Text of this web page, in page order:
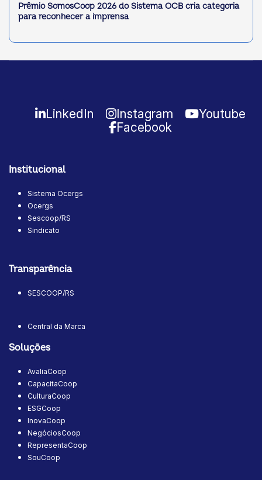
Prêmio SomosCoop 2026 do Sistema OCB cria categoria
para reconhecer a imprensa
LinkedIn Instagram
Youtube
Facebook
Institucional
Sistema Ocergs
Ocergs
Sescoop/RS
Sindicato
Transparência
SESCOOP/RS
Central da Marca
Soluções
AvaliaCoop
CapacitaCoop
CulturaCoop
ESGCoop
InovaCoop
NegóciosCoop
RepresentaCoop
SouCoop